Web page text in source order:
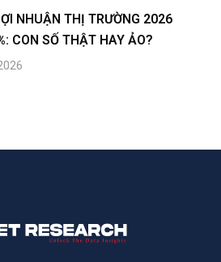
NHUẬN THỊ TRƯỜNG 2026
CON SỐ THẬT HAY ẢO?